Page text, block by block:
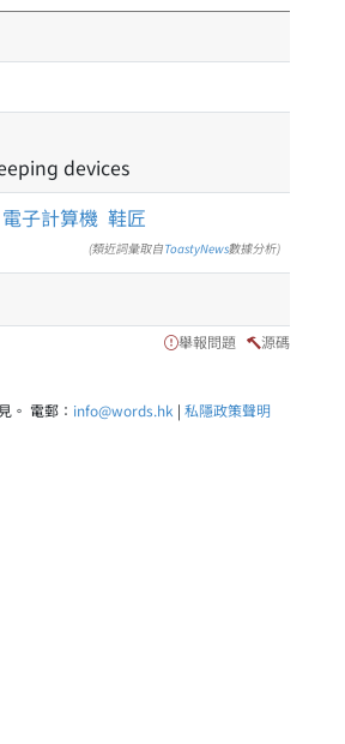
devices
電子計算機 鞋匠
(類近詞彙取自ToastyNews數據分析)
舉報問題 源碼
。 電郵： info@words.hk | 私隱政策聲明